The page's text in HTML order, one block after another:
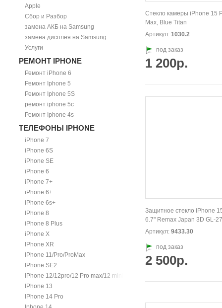
Apple
Сбор и Разбор
замена АКБ на Samsung
замена дисплея на Samsung
Услуги
РЕМОНТ IPHONE
Ремонт iPhone 6
Ремонт Iphone 5
Ремонт Iphone 5S
ремонт iphone 5c
Ремонт Iphone 4s
ТЕЛЕФОНЫ IPHONE
iPhone 7
iPhone 6S
iPhone SE
iPhone 6
iPhone 7+
iPhone 6+
iPhone 6s+
IPhone 8
iPhone 8 Plus
iPhone X
IPhone XR
IPhone 11/Pro/ProMax
IPhone SE2
IPhone 12/12pro/12 Pro max/12 mini.
IPhone 13
IPhone 14 Pro
Стекло камеры iPhone 15
Max, Blue Titan
Артикул: 1030.2
под заказ
1 200р.
Защитное стекло iPhone
6.7" Remax Japan 3D GL-
Артикул: 9433.30
под заказ
2 500р.